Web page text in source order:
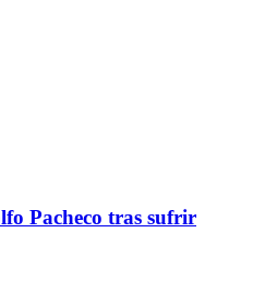
Pacheco tras sufrir